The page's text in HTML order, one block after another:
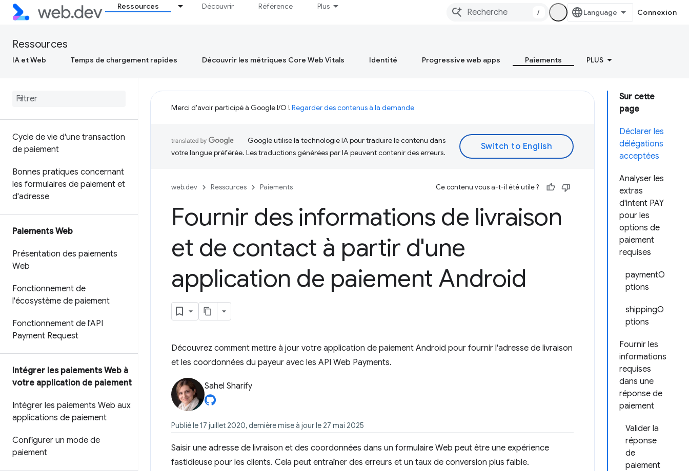
Ressources Découvrir Référence Plus
/ Connexion
Ressources
IA et Web Temps de chargement rapides Découvrir les métriques Core Web Vitals Identité Progressive web apps Paiements PLUS
Cycle de vie d'une transaction
de paiement
Bonnes pratiques concernant
les formulaires de paiement et
d'adresse
Paiements Web
Présentation des paiements
Web
Fonctionnement de
l'écosystème de paiement
Fonctionnement de l'API
Payment Request
Intégrer les paiements Web à
votre application de paiement
Intégrer les paiements Web aux
applications de paiement
Configurer un mode de
paiement
Sur cette
page
Déclarer les
délégations
acceptées
Analyser les
extras
d'intent PAY
pour les
options de
paiement
requises
paymentO
ptions
shippingO
ptions
Fournir les
informations
requises
dans une
réponse de
paiement
Valider la
réponse
de
paiement
Merci d'avoir participé à Google I/O ! Regarder des contenus à la demande
Google utilise la technologie IA pour traduire le contenu dans
votre langue préférée. Les traductions générées par IA peuvent contenir des erreurs.
web.dev Ressources Paiements Ce contenu vous a-t-il été utile ?
Fournir des informations de livraison
et de contact à partir d'une
application de paiement Android
Découvrez comment mettre à jour votre application de paiement Android pour fournir l'adresse de livraison
et les coordonnées du payeur avec les API Web Payments.
Sahel Sharify
Publié le 17 juillet 2020, dernière mise à jour le 27 mai 2025
Saisir une adresse de livraison et des coordonnées dans un formulaire Web peut être une expérience
fastidieuse pour les clients. Cela peut entraîner des erreurs et un taux de conversion plus faible.